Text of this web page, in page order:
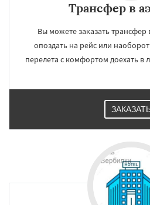
Трансфер в
Вы можете заказать трансфер
опоздать на рейс или
перелета с комфортом доехать в